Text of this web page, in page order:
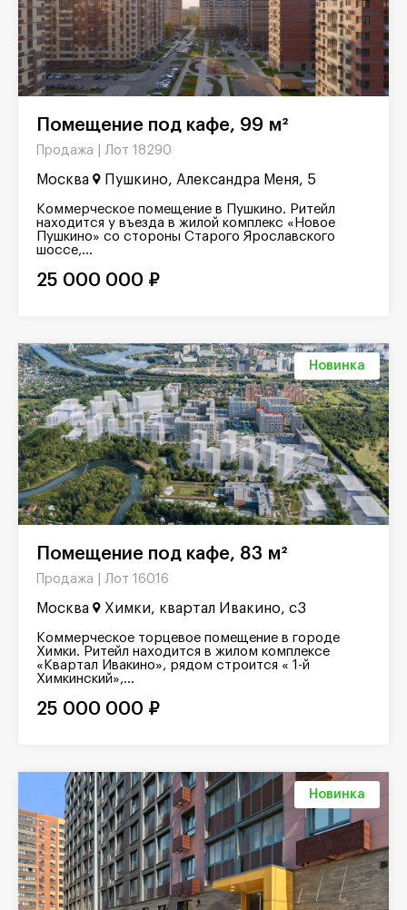
Помещение под кафе, 99 м²
Продажа | Лот 18290
Москва Пушкино, Александра Меня, 5
Коммерческое помещение в Пушкино. Ритейл
находится у въезда в жилой комплекс «Новое
Пушкино» со стороны Старого Ярославского
шоссе,...
25 000 000 ₽
Новинка
Помещение под кафе, 83 м²
Продажа | Лот 16016
Москва Химки, квартал Ивакино, с3
Коммерческое торцевое помещение в городе
Химки. Ритейл находится в жилом комплексе
«Квартал Ивакино», рядом строится « 1-й
Химкинский»,...
25 000 000 ₽
Новинка